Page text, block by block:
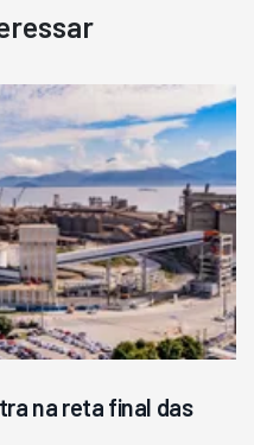
na reta final das